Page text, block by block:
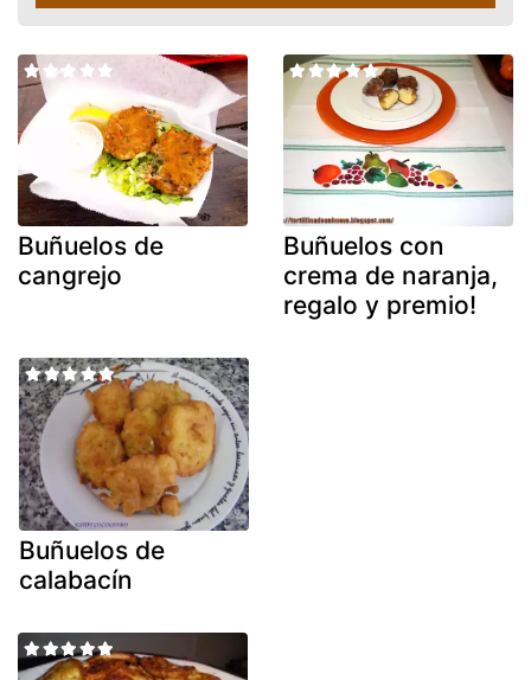
Buñuelos de
cangrejo
Buñuelos con
crema de naranja,
regalo y premio!
Buñuelos de
calabacín